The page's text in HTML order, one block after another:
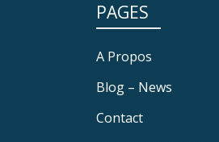
PAGES
A Propos
Blog – News
Contact